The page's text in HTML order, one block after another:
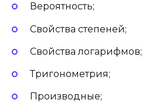
Вероятность;
Свойства степеней;
Свойства логарифмов;
Тригонометрия;
Производные;